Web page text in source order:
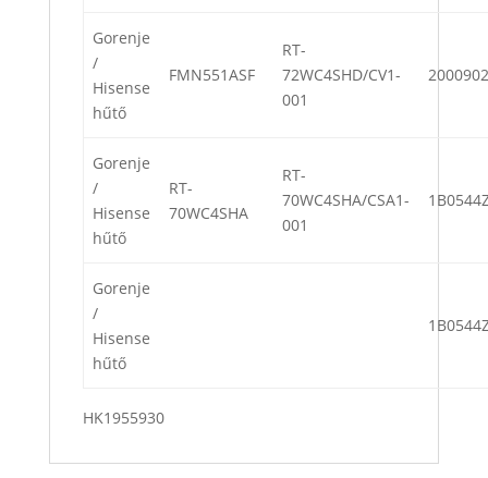
Gorenje
/
Hisense
hűtő
FMN551ASF
RT-
72WC4SHD/CV1-
001
Gorenje
/
Hisense
hűtő
RT-
70WC4SHA
RT-
70WC4SHA/CSA1-
001
Gorenje
/
Hisense
hűtő
HK1955930